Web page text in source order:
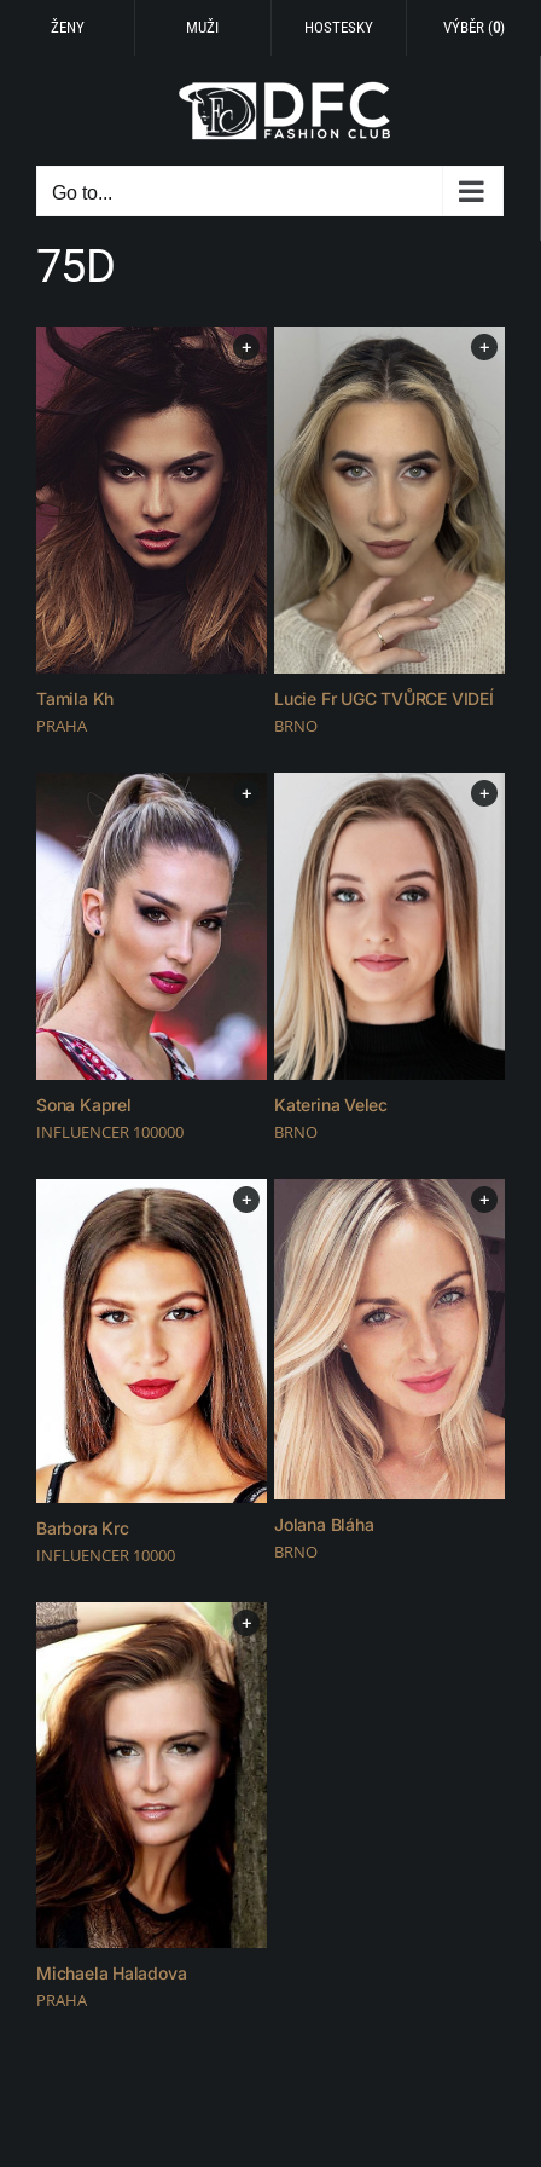
ŽENY MUŽI HOSTESKY VÝBĚR (0)
Go to...
75D
+
Tamila Kh
PRAHA
+
Lucie Fr UGC TVŮRCE VIDEÍ
BRNO
+
Sona Kaprel
INFLUENCER 100000
+
Katerina Velec
BRNO
+
Barbora Krc
INFLUENCER 10000
+
Jolana Bláha
BRNO
+
Michaela Haladova
PRAHA